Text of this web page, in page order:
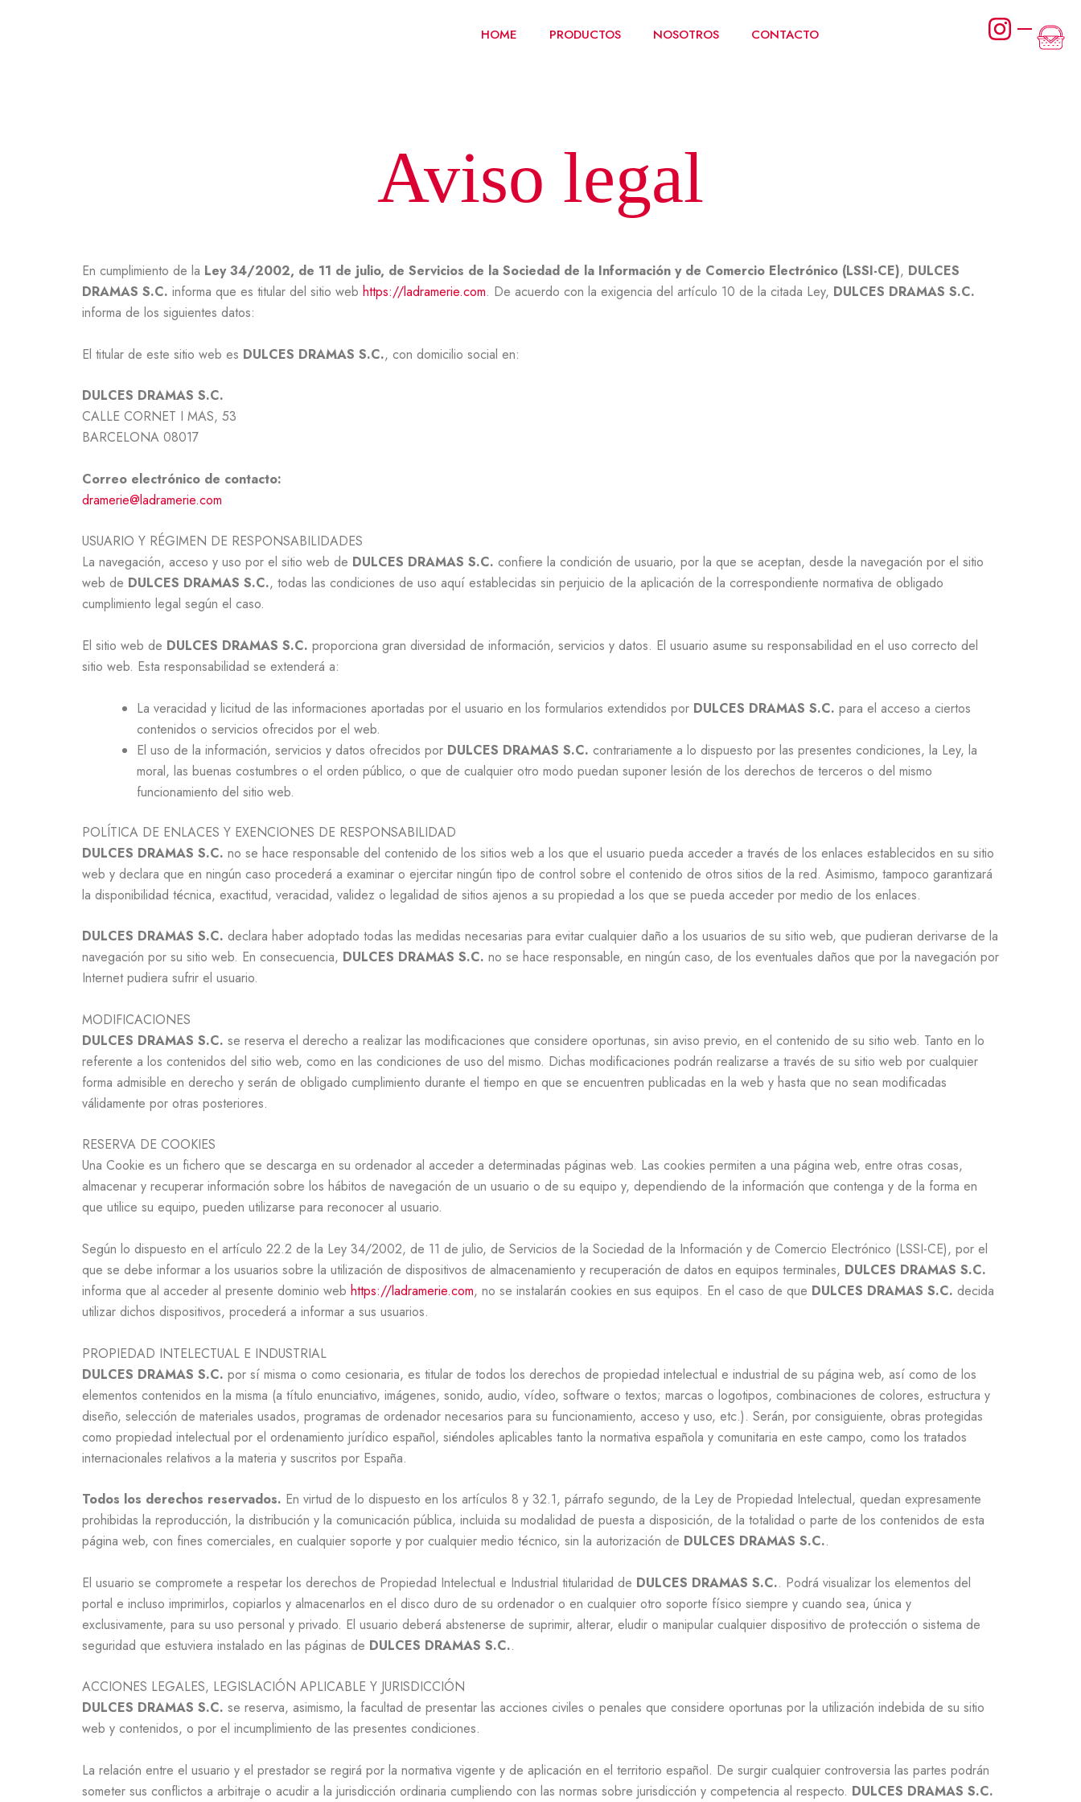
HOME PRODUCTOS NOSOTROS CONTACTO
Aviso legal
En cumplimiento de la Ley 34/2002, de 11 de julio, de Servicios de la Sociedad de la Información y de Comercio Electrónico (LSSI-CE), DULCES
DRAMAS S.C. informa que es titular del sitio web https://ladramerie.com. De acuerdo con la exigencia del artículo 10 de la citada Ley, DULCES DRAMAS S.C.
informa de los siguientes datos:
El titular de este sitio web es DULCES DRAMAS S.C., con domicilio social en:
DULCES DRAMAS S.C.
CALLE CORNET I MAS, 53
BARCELONA 08017
Correo electrónico de contacto:
dramerie@ladramerie.com
USUARIO Y RÉGIMEN DE RESPONSABILIDADES
La navegación, acceso y uso por el sitio web de DULCES DRAMAS S.C. confiere la condición de usuario, por la que se aceptan, desde la navegación por el sitio
web de DULCES DRAMAS S.C., todas las condiciones de uso aquí establecidas sin perjuicio de la aplicación de la correspondiente normativa de obligado
cumplimiento legal según el caso.
El sitio web de DULCES DRAMAS S.C. proporciona gran diversidad de información, servicios y datos. El usuario asume su responsabilidad en el uso correcto del
sitio web. Esta responsabilidad se extenderá a:
La veracidad y licitud de las informaciones aportadas por el usuario en los formularios extendidos por DULCES DRAMAS S.C. para el acceso a ciertos
contenidos o servicios ofrecidos por el web.
El uso de la información, servicios y datos ofrecidos por DULCES DRAMAS S.C. contrariamente a lo dispuesto por las presentes condiciones, la Ley, la
moral, las buenas costumbres o el orden público, o que de cualquier otro modo puedan suponer lesión de los derechos de terceros o del mismo
funcionamiento del sitio web.
POLÍTICA DE ENLACES Y EXENCIONES DE RESPONSABILIDAD
DULCES DRAMAS S.C. no se hace responsable del contenido de los sitios web a los que el usuario pueda acceder a través de los enlaces establecidos en su sitio
web y declara que en ningún caso procederá a examinar o ejercitar ningún tipo de control sobre el contenido de otros sitios de la red. Asimismo, tampoco garantizará
la disponibilidad técnica, exactitud, veracidad, validez o legalidad de sitios ajenos a su propiedad a los que se pueda acceder por medio de los enlaces.
DULCES DRAMAS S.C. declara haber adoptado todas las medidas necesarias para evitar cualquier daño a los usuarios de su sitio web, que pudieran derivarse de la
navegación por su sitio web. En consecuencia, DULCES DRAMAS S.C. no se hace responsable, en ningún caso, de los eventuales daños que por la navegación por
Internet pudiera sufrir el usuario.
MODIFICACIONES
DULCES DRAMAS S.C. se reserva el derecho a realizar las modificaciones que considere oportunas, sin aviso previo, en el contenido de su sitio web. Tanto en lo
referente a los contenidos del sitio web, como en las condiciones de uso del mismo. Dichas modificaciones podrán realizarse a través de su sitio web por cualquier
forma admisible en derecho y serán de obligado cumplimiento durante el tiempo en que se encuentren publicadas en la web y hasta que no sean modificadas
válidamente por otras posteriores.
RESERVA DE COOKIES
Una Cookie es un fichero que se descarga en su ordenador al acceder a determinadas páginas web. Las cookies permiten a una página web, entre otras cosas,
almacenar y recuperar información sobre los hábitos de navegación de un usuario o de su equipo y, dependiendo de la información que contenga y de la forma en
que utilice su equipo, pueden utilizarse para reconocer al usuario.
Según lo dispuesto en el artículo 22.2 de la Ley 34/2002, de 11 de julio, de Servicios de la Sociedad de la Información y de Comercio Electrónico (LSSI-CE), por el
que se debe informar a los usuarios sobre la utilización de dispositivos de almacenamiento y recuperación de datos en equipos terminales, DULCES DRAMAS S.C.
informa que al acceder al presente dominio web https://ladramerie.com, no se instalarán cookies en sus equipos. En el caso de que DULCES DRAMAS S.C. decida
utilizar dichos dispositivos, procederá a informar a sus usuarios.
PROPIEDAD INTELECTUAL E INDUSTRIAL
DULCES DRAMAS S.C. por sí misma o como cesionaria, es titular de todos los derechos de propiedad intelectual e industrial de su página web, así como de los
elementos contenidos en la misma (a título enunciativo, imágenes, sonido, audio, vídeo, software o textos; marcas o logotipos, combinaciones de colores, estructura y
diseño, selección de materiales usados, programas de ordenador necesarios para su funcionamiento, acceso y uso, etc.). Serán, por consiguiente, obras protegidas
como propiedad intelectual por el ordenamiento jurídico español, siéndoles aplicables tanto la normativa española y comunitaria en este campo, como los tratados
internacionales relativos a la materia y suscritos por España.
Todos los derechos reservados. En virtud de lo dispuesto en los artículos 8 y 32.1, párrafo segundo, de la Ley de Propiedad Intelectual, quedan expresamente
prohibidas la reproducción, la distribución y la comunicación pública, incluida su modalidad de puesta a disposición, de la totalidad o parte de los contenidos de esta
página web, con fines comerciales, en cualquier soporte y por cualquier medio técnico, sin la autorización de DULCES DRAMAS S.C..
El usuario se compromete a respetar los derechos de Propiedad Intelectual e Industrial titularidad de DULCES DRAMAS S.C.. Podrá visualizar los elementos del
portal e incluso imprimirlos, copiarlos y almacenarlos en el disco duro de su ordenador o en cualquier otro soporte físico siempre y cuando sea, única y
exclusivamente, para su uso personal y privado. El usuario deberá abstenerse de suprimir, alterar, eludir o manipular cualquier dispositivo de protección o sistema de
seguridad que estuviera instalado en las páginas de DULCES DRAMAS S.C..
ACCIONES LEGALES, LEGISLACIÓN APLICABLE Y JURISDICCIÓN
DULCES DRAMAS S.C. se reserva, asimismo, la facultad de presentar las acciones civiles o penales que considere oportunas por la utilización indebida de su sitio
web y contenidos, o por el incumplimiento de las presentes condiciones.
La relación entre el usuario y el prestador se regirá por la normativa vigente y de aplicación en el territorio español. De surgir cualquier controversia las partes podrán
someter sus conflictos a arbitraje o acudir a la jurisdicción ordinaria cumpliendo con las normas sobre jurisdicción y competencia al respecto. DULCES DRAMAS S.C.